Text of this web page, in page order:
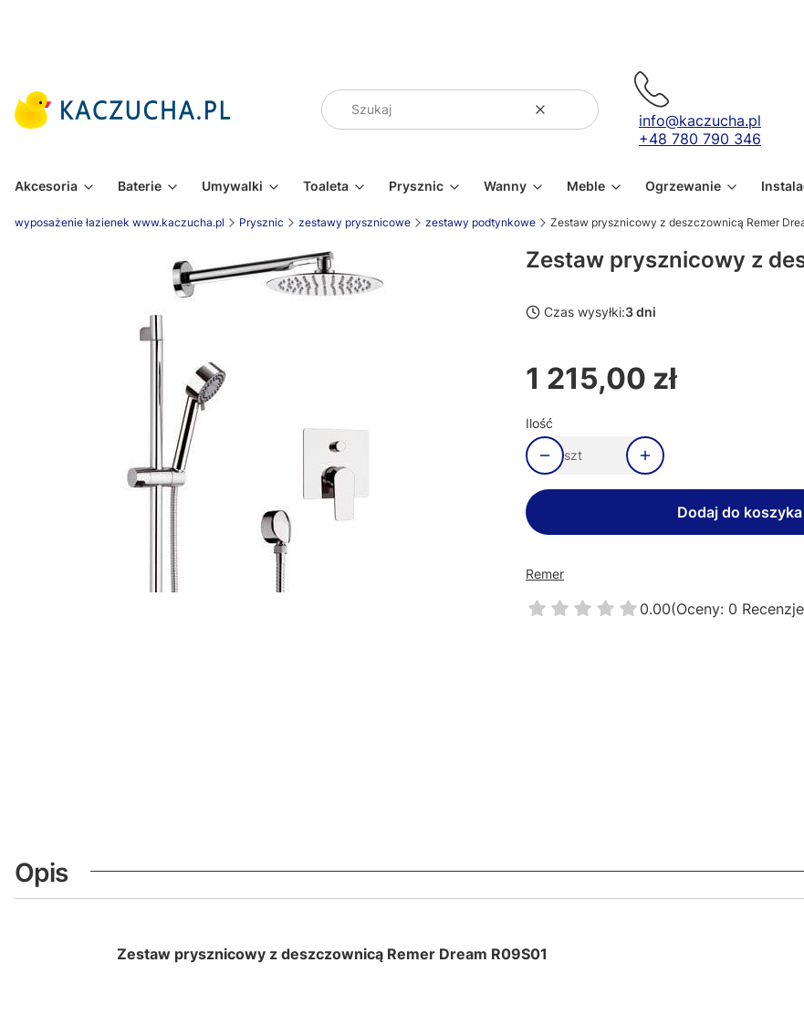
WyczyśćSzukaj
info@kaczucha.pl
+48 780 790 346
Akcesoria Baterie Umywalki Toaleta Prysznic Wanny Meble Ogrzewanie
wyposażenie łazienek www.kaczucha.pl Prysznic zestawy prysznicowe zestawy podtynkowe Zestaw prysznicowy z deszczownicą Remer
Zestaw prysznicowy z
Czas wysyłki:3 dni
Cena
1 215,00 zł
Ilość
szt
Dodaj do koszyka
Remer
0.00(Oceny: 0
Opis
Zestaw prysznicowy z deszczownicą Remer Dream R09S01